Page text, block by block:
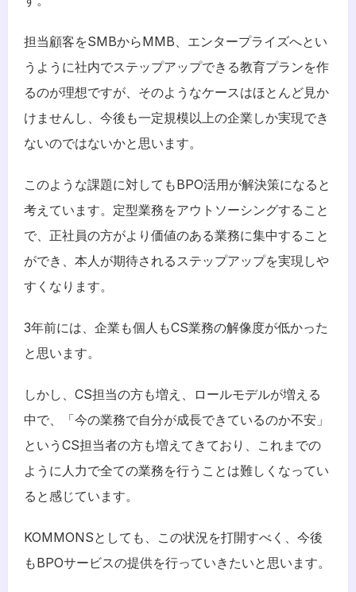
担当顧客をSMBからMMB、エンタープライズへとい
うように社内でステップアップできる教育プランを作
るのが理想ですが、そのようなケースはほとんど見か
けませんし、今後も一定規模以上の企業しか実現でき
ないのではないかと思います。
このような課題に対してもBPO活用が解決策になると
考えています。定型業務をアウトソーシングすること
で、正社員の方がより価値のある業務に集中すること
ができ、本人が期待されるステップアップを実現しや
すくなります。
3年前には、企業も個人もCS業務の解像度が低かった
と思います。
しかし、CS担当の方も増え、ロールモデルが増える
中で、「今の業務で自分が成長できているのか不安」
というCS担当者の方も増えてきており、これまでの
ように人力で全ての業務を行うことは難しくなってい
ると感じています。
KOMMONSとしても、この状況を打開すべく、今後
もBPOサービスの提供を行っていきたいと思います。